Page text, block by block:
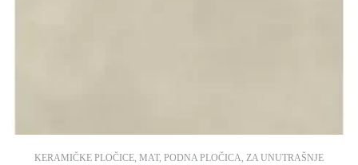
KERAMIČKE PLOČICE, MAT, PODNA PLOČICA, ZA UNUTRAŠNJE